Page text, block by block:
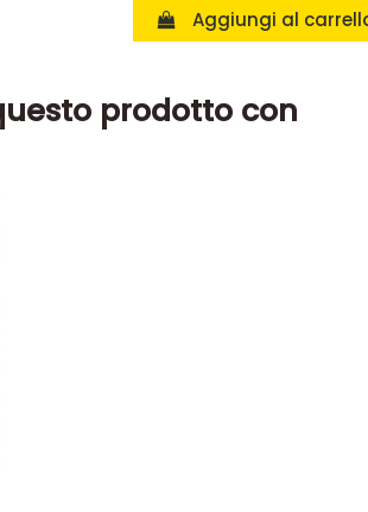
Aggiungi al
prodotto con